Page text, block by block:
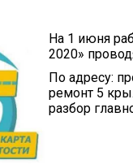
На 1 июня
2020»
По адресу:
ремонт 5
разбор